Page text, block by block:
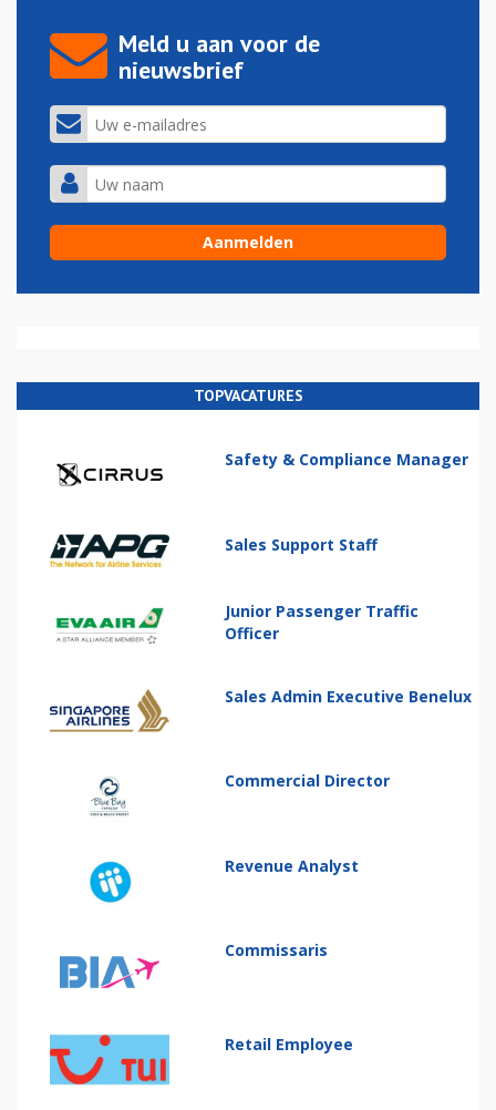
Meld u aan voor de
nieuwsbrief
TOPVACATURES
Safety & Compliance Manager
Sales Support Staff
Junior Passenger Traffic
Officer
Sales Admin Executive Benelux
Commercial Director
Revenue Analyst
Commissaris
Retail Employee